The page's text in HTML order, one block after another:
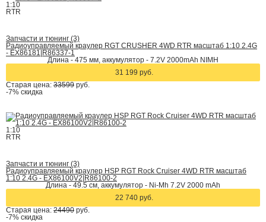
1:10
RTR
Запчасти и тюнинг (3)
Радиоуправляемый краулер RGT CRUSHER 4WD RTR масштаб 1:10 2.4G
- EX86181|R86337-1
Длина - 475 мм, аккумулятор - 7.2V 2000mAh NIMH
31 199 руб.
Старая цена: 33599 руб.
-7% скидка
1:10
RTR
Запчасти и тюнинг (3)
Радиоуправляемый краулер HSP RGT Rock Cruiser 4WD RTR масштаб
1:10 2.4G - EX86100V2|R86100-2
Длина - 49.5 см, аккумулятор - Ni-Mh 7.2V 2000 mAh
22 740 руб.
Старая цена: 24490 руб.
-7% скидка